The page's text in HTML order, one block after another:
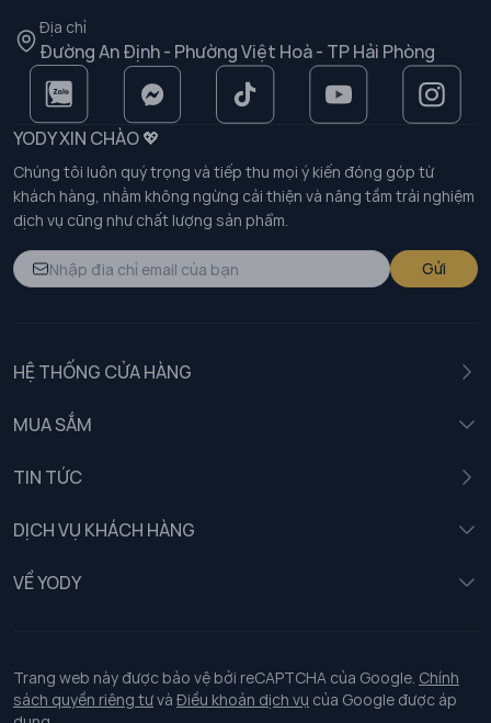
Địa chỉ
Đường An Định - Phường Việt Hoà - TP Hải Phòng
YODY XIN CHÀO 💖
Chúng tôi luôn quý trọng và tiếp thu mọi ý kiến đóng góp từ
khách hàng, nhằm không ngừng cải thiện và nâng tầm trải nghiệm
dịch vụ cũng như chất lượng sản phẩm.
Gửi
HỆ THỐNG CỬA HÀNG
MUA SẮM
TIN TỨC
DỊCH VỤ KHÁCH HÀNG
Chính sách khách hàng thân thiết
Chính sách bảo vệ dữ liệu cá nhân
VỀ YODY
Tuyển dụng
Trang web này được bảo vệ bởi reCAPTCHA của Google. Chính
sách quyền riêng tưvà Điều khoản dịch vụ của Google được áp